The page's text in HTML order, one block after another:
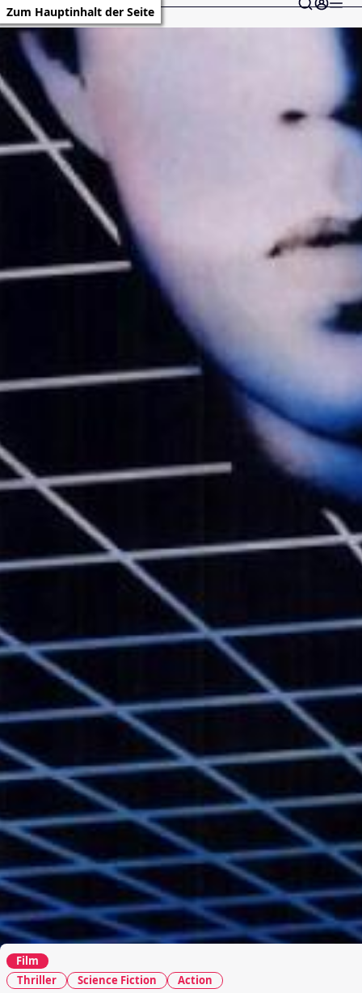
Zum Hauptinhalt der Seite
Film
Thriller
Science Fiction Action